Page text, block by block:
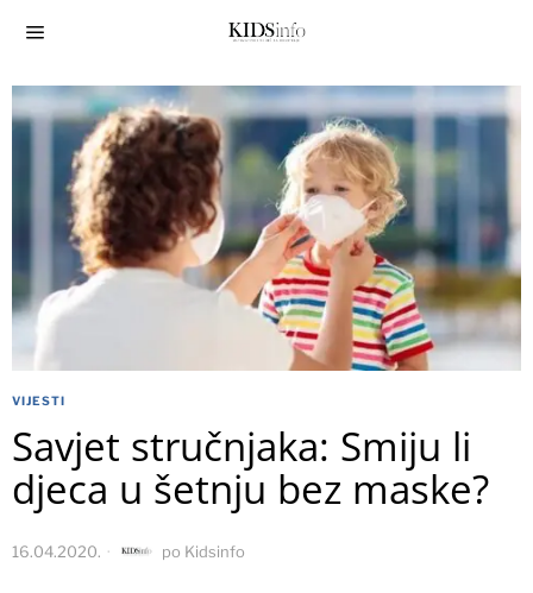
VIJESTI
Savjet stručnjaka: Smiju li
djeca u šetnju bez maske?
16.04.2020. po Kidsinfo